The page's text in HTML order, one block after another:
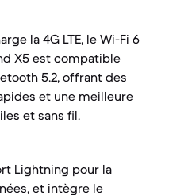
la 4G LTE, le Wi-Fi 6
X5 est compatible
5.2, offrant des
et une meilleure
et sans fil.
Lightning pour la
et intègre le